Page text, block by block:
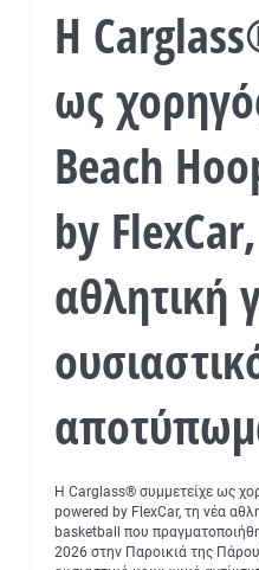
Η
ως
Beach
by
αθλητική
Η Carglass® συμμετείχε ως
powered by FlexCar, τη νέα
basketball που
2026 στην Παροικιά της